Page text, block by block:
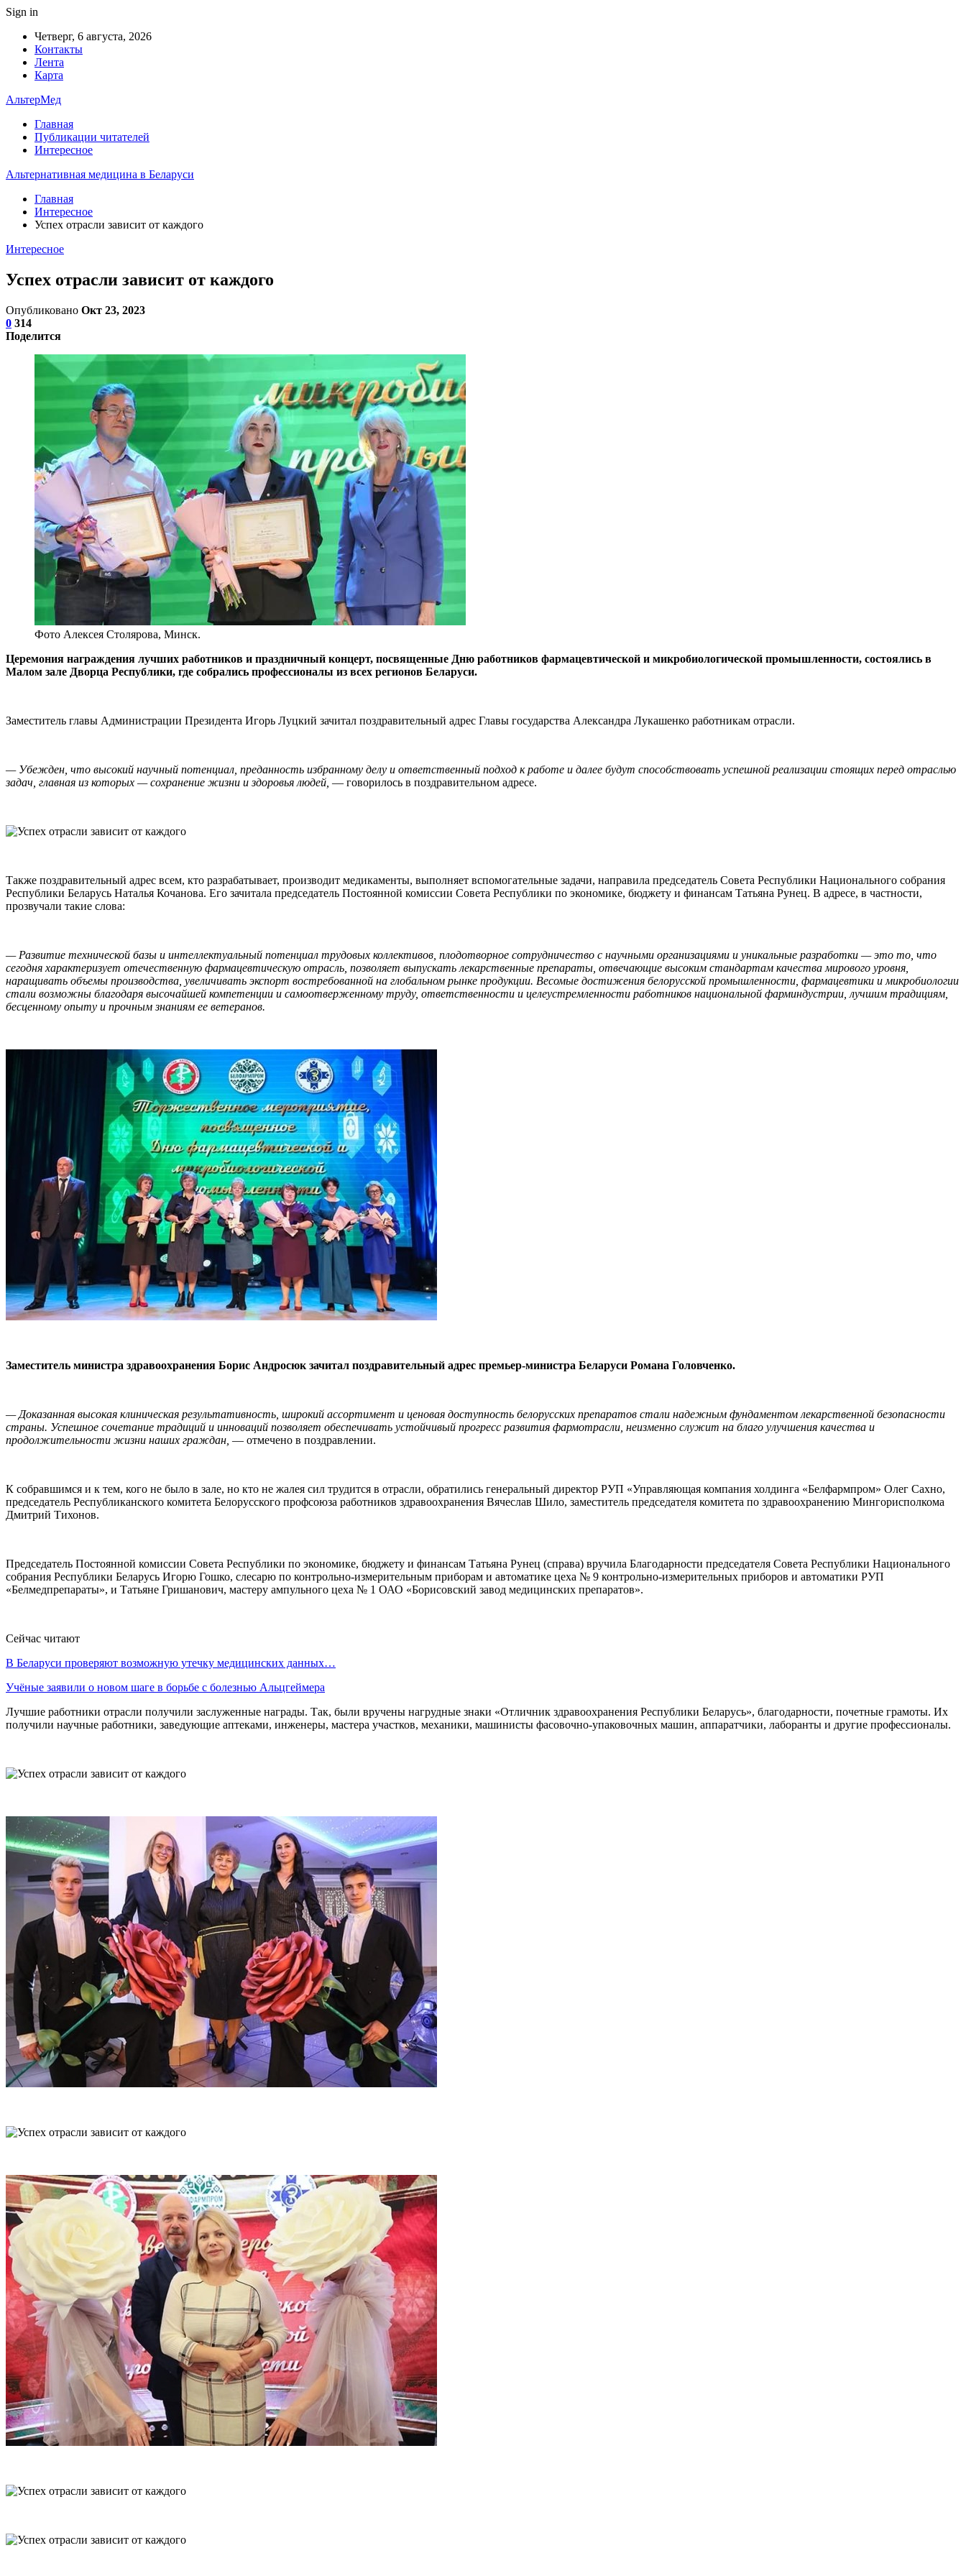
Sign in
Четверг, 6 августа, 2026
Контакты
Лента
Карта
АльтерМед
Главная
Публикации читателей
Интересное
Альтернативная медицина в Беларуси
Главная
Интересное
Успех отрасли зависит от каждого
Интересное
Успех отрасли зависит от каждого
Опубликовано Окт 23, 2023
0 314
Поделится
Фото Алексея Столярова, Минск.
Церемония награждения лучших работников и праздничный концерт, посвященные Дню работников фармацевтической и микробиологической промышленности, состоялись в
Малом зале Дворца Республики, где собрались профессионалы из всех регионов Беларуси.
Заместитель главы Администрации Президента Игорь Луцкий зачитал поздравительный адрес Главы государства Александра Лукашенко работникам отрасли.
— Убежден, что высокий научный потенциал, преданность избранному делу и ответственный подход к работе и далее будут способствовать успешной реализации стоящих перед отраслью
задач, главная из которых — сохранение жизни и здоровья людей, — говорилось в поздравительном адресе.
Также поздравительный адрес всем, кто разрабатывает, производит медикаменты, выполняет вспомогательные задачи, направила председатель Совета Республики Национального собрания
Республики Беларусь Наталья Кочанова. Его зачитала председатель Постоянной комиссии Совета Республики по экономике, бюджету и финансам Татьяна Рунец. В адресе, в частности,
прозвучали такие слова:
— Развитие технической базы и интеллектуальный потенциал трудовых коллективов, плодотворное сотрудничество с научными организациями и уникальные разработки — это то, что
сегодня характеризует отечественную фармацевтическую отрасль, позволяет выпускать лекарственные препараты, отвечающие высоким стандартам качества мирового уровня,
наращивать объемы производства, увеличивать экспорт востребованной на глобальном рынке продукции. Весомые достижения белорусской промышленности, фармацевтики и микробиологии
стали возможны благодаря высочайшей компетенции и самоотверженному труду, ответственности и целеустремленности работников национальной фарминдустрии, лучшим традициям,
бесценному опыту и прочным знаниям ее ветеранов.
Заместитель министра здравоохранения Борис Андросюк зачитал поздравительный адрес премьер-министра Беларуси Романа Головченко.
— Доказанная высокая клиническая результативность, широкий ассортимент и ценовая доступность белорусских препаратов стали надежным фундаментом лекарственной безопасности
страны. Успешное сочетание традиций и инноваций позволяет обеспечивать устойчивый прогресс развития фармотрасли, неизменно служит на благо улучшения качества и
продолжительности жизни наших граждан, — отмечено в поздравлении.
К собравшимся и к тем, кого не было в зале, но кто не жалея сил трудится в отрасли, обратились генеральный директор РУП «Управляющая компания холдинга «Белфармпром» Олег Сахно,
председатель Республиканского комитета Белорусского профсоюза работников здравоохранения Вячеслав Шило, заместитель председателя комитета по здравоохранению Мингорисполкома
Дмитрий Тихонов.
Председатель Постоянной комиссии Совета Республики по экономике, бюджету и финансам Татьяна Рунец (справа) вручила Благодарности председателя Совета Республики Национального
собрания Республики Беларусь Игорю Гошко, слесарю по контрольно-измерительным приборам и автоматике цеха № 9 контрольно-измерительных приборов и автоматики РУП
«Белмедпрепараты», и Татьяне Гришанович, мастеру ампульного цеха № 1 ОАО «Борисовский завод медицинских препаратов».
Сейчас читают
В Беларуси проверяют возможную утечку медицинских данных…
Учёные заявили о новом шаге в борьбе с болезнью Альцгеймера
Лучшие работники отрасли получили заслуженные награды. Так, были вручены нагрудные знаки «Отличник здравоохранения Республики Беларусь», благодарности, почетные грамоты. Их
получили научные работники, заведующие аптеками, инженеры, мастера участков, механики, машинисты фасовочно-упаковочных машин, аппаратчики, лаборанты и другие профессионалы.